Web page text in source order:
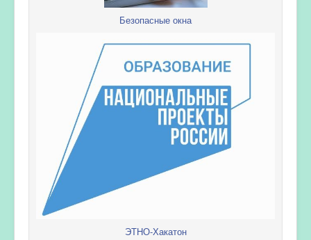
Безопасные окна
ЭТНО-Хакатон